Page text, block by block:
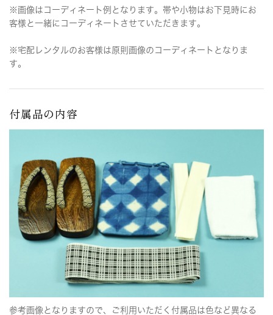
※画像はコーディネート例となります。帯や小物はお下見時にお
客様と一緒にコーディネートさせていただきます。
※宅配レンタルのお客様は原則画像のコーディネートとなりま
す。
付属品の内容
参考画像となりますので、ご利用いただく付属品は色など異なる